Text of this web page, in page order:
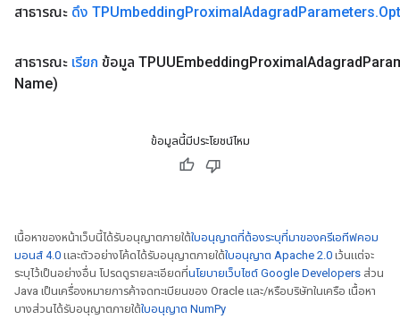
สาธารณะ ดึง TPUmbeddingProximalAdagradParameters.
สาธารณะ เรียก ข้อมูล TPUUEmbeddingProximalAdagrad
Name)
ข้อมูลนี้มีประโยชน์ไหม
เนื้อหาของหน้าเว็บนี้ได้รับอนุญาตภายใต้ใบอนุญาตที่ต้องระบุที่มาของครีเอทีฟคอม
มอนส์ 4.0 และตัวอย่างโค้ดได้รับอนุญาตภายใต้ใบอนุญาต Apache 2.0 เว้นแต่จะ
ระบุไว้เป็นอย่างอื่น โปรดดูรายละเอียดที่นโยบายเว็บไซต์ Google Developers ส่วน
Java เป็นเครื่องหมายการค้าจดทะเบียนของ Oracle และ/หรือบริษัทในเครือ เนื้อหา
บางส่วนได้รับอนุญาตภายใต้ใบอนุญาต NumPy